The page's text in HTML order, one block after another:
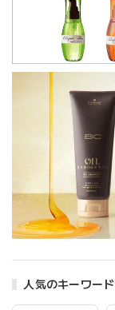
人気のキーワード